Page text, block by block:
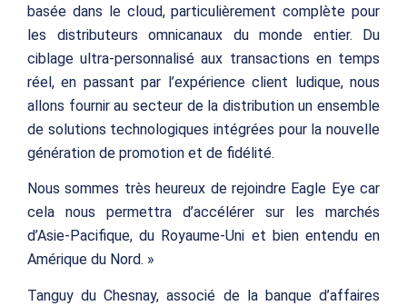
basée dans le cloud, particulièrement complète pour
les distributeurs omnicanaux du monde entier. Du
ciblage ultra-personnalisé aux transactions en temps
réel, en passant par l’expérience client ludique, nous
allons fournir au secteur de la distribution un ensemble
de solutions technologiques intégrées pour la nouvelle
génération de promotion et de fidélité.
Nous sommes très heureux de rejoindre Eagle Eye car
cela nous permettra d’accélérer sur les marchés
d’Asie-Pacifique, du Royaume-Uni et bien entendu en
Amérique du Nord. »
Tanguy du Chesnay, associé de la banque d’affaires